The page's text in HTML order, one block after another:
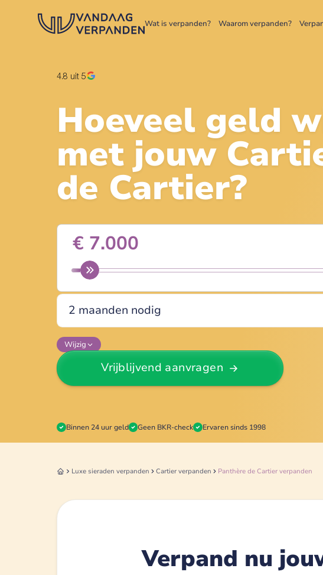
Wat is verpanden? Waarom verpanden?
4.8 uit 5
Hoeveel geld
met jouw
de Cartier?
Wijzig
Vrijblijvend aanvragen
Binnen 24 uur geld Geen BKR-check Ervaren sinds 1998
Luxe sieraden verpanden Cartier verpanden Panthère de Cartier verpanden
Verpand nu